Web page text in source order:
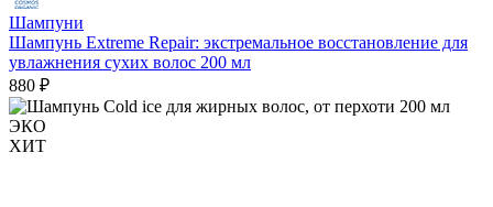
Шампуни
Шампунь Extreme Repair: экстремальное восстановление для
увлажнения сухих волос 200 мл
880 ₽
ЭКО
ХИТ